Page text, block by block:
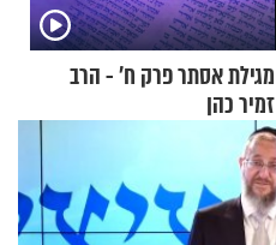
מגילת אסתר פרק ח’ - הרב
זמיר כהן